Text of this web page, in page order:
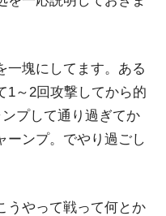
一塊にしてます。ある
1～2回攻撃してから的
プして通り過ぎてか
ンプ。でやり過ごし
うやって戦って何とか